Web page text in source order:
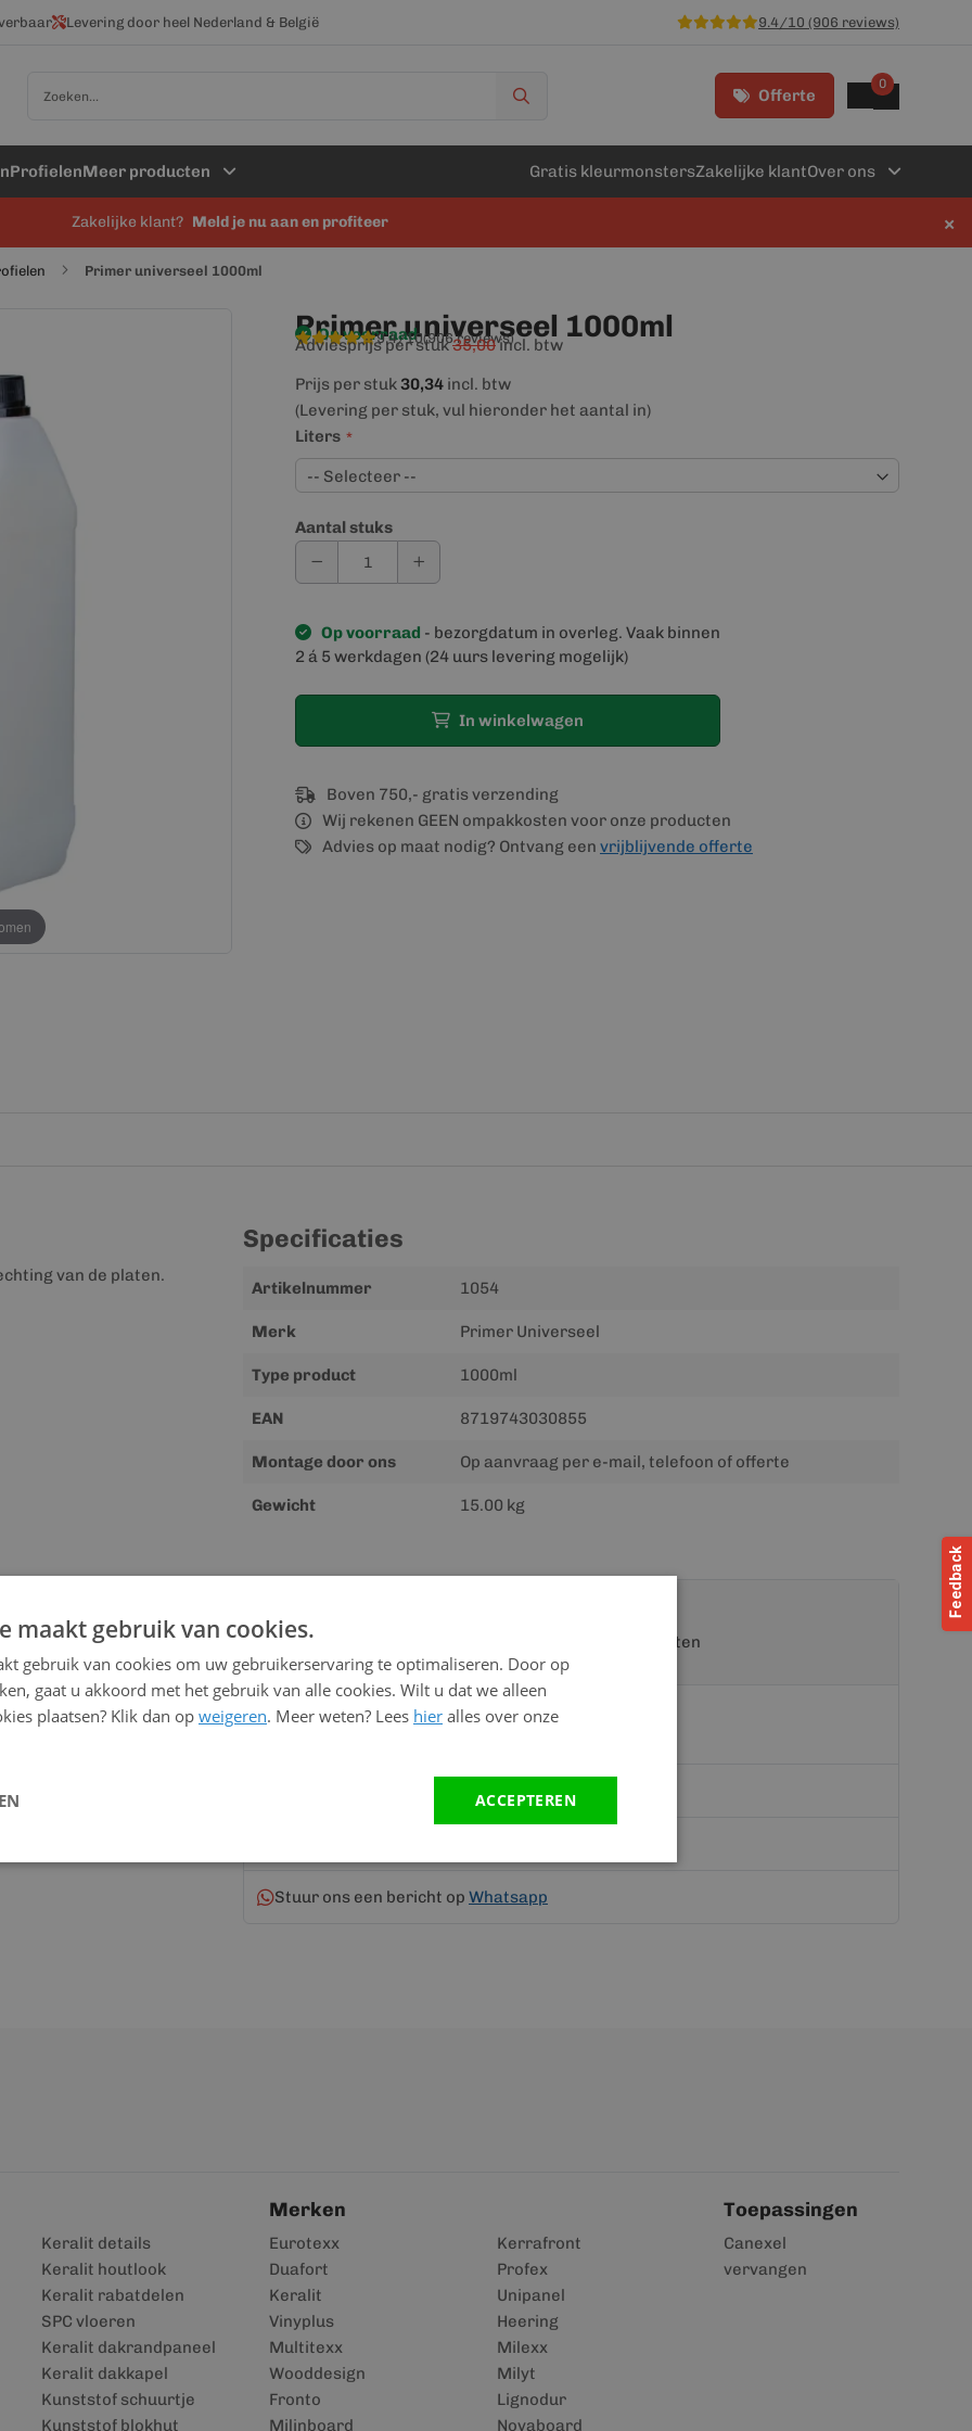
Levering door heel Nederland & België 9.4/10 (906 reviews)
Offerte
0
ProfielenMeer producten Gratis kleurmonstersZakelijke klantOver ons
Zakelijke klant? Meld je nu aan en profiteer ×
Primer universeel 1000ml
Primer universeel 1000ml
Op voorraad
9,4/10(906 reviews)
Adviesprijs per stuk35,00incl. btw
Prijs per stuk30,34 incl. btw
(Levering per stuk, vul hieronder het aantal in)
Liters
Aantal stuks
Op voorraad - bezorgdatum in overleg. Vaak binnen
2 á 5 werkdagen (24 uurs levering mogelijk)
In winkelwagen
Boven 750,- gratis verzending
Wij rekenen GEEN ompakkosten voor onze producten
Advies op maat nodig? Ontvang een vrijblijvende offerte
van de platen.
Specificaties
Meer
Artikelnummer 1054
Merk Primer Universeel
Type product 1000ml
EAN 8719743030855
Montage door ons Op aanvraag per e-mail, telefoon of offerte
Gewicht 15.00 kg
Neem contact op met een van onze specialisten
Vandaag bereikbaar
Stuur ons een bericht op Whatsapp
Keralit details
Keralit houtlook
Keralit rabatdelen
SPC vloeren
Keralit dakrandpaneel
Keralit dakkapel
Kunststof schuurtje
Kunststof blokhut
Merken
Eurotexx
Duafort
Keralit
Vinyplus
Multitexx
Wooddesign
Fronto
Milinboard
Kerrafront
Profex
Unipanel
Heering
Milexx
Milyt
Lignodur
Novaboard
Toepassingen
Canexel
vervangen
maakt gebruik van cookies.
gebruik van cookies om uw gebruikerservaring te optimaliseren. Door op
gaat u akkoord met het gebruik van alle cookies. Wilt u dat we alleen
plaatsen? Klik dan op weigeren. Meer weten? Lees hier alles over onze
ACCEPTEREN